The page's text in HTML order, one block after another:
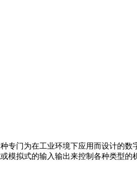
专门为在工业环境下应用而设计的
模拟式的输入输出来控制各种类型的